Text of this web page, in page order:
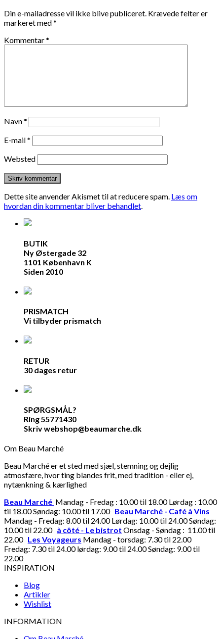
Din e-mailadresse vil ikke blive publiceret. Krævede felter er
markeret med*
Kommentar*
Navn*
E-mail*
Websted
Dette site anvender Akismet til at reducere spam. Læs om
hvordan din kommentar bliver behandlet.
BUTIK
Ny Østergade 32
1101 København K
Siden 2010
PRISMATCH
Vi tilbyder prismatch
RETUR
30 dages retur
SPØRGSMÅL?
Ring 55771430
Skriv webshop@beaumarche.dk
Om Beau Marché
Beau Marché er et sted med sjæl, stemning og dejlig
atmosfære, hvor ting blandes frit, med tradition - eller ej,
nytænkning & kærlighed
Beau Marché Mandag - Fredag : 10.00 til 18.00 Lørdag : 10.00
til 18.00 Søndag: 10.00 til 17.00 Beau Marché - Café à Vins
Mandag - Fredag: 8.00 til 24.00 Lørdag: 10.00 til 24.00 Søndag:
10.00 til 22.00 à côté - Le bistrot Onsdag - Søndag : 11.00 til
22.00 Les Voyageurs Mandag - torsdag: 7.30 til 22.00
Fredag: 7.30 til 24.00 lørdag: 9.00 til 24.00 Søndag: 9.00 til
22.00
INSPIRATION
Blog
Artikler
Wishlist
INFORMATION